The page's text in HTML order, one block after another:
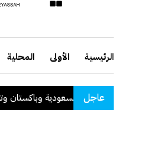
الرئيسية الأولى المحلية
عاجل
السعودية وباكستان وتركيا